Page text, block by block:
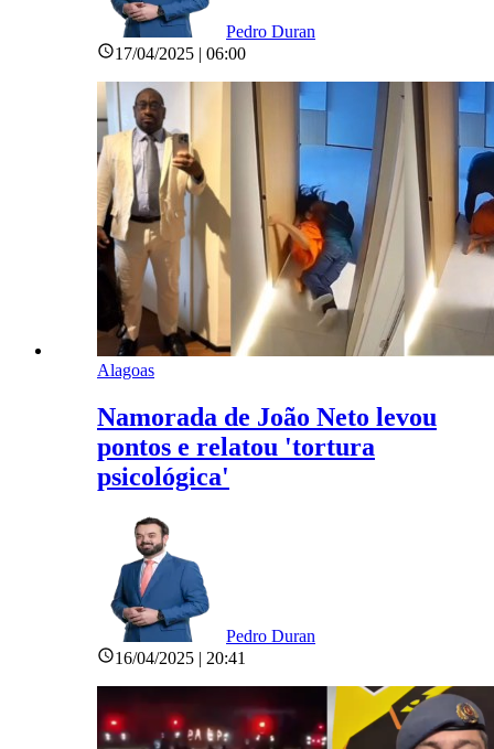
Pedro Duran
17/04/2025 | 06:00
Alagoas
Namorada de João Neto levou
pontos e relatou 'tortura
psicológica'
Pedro Duran
16/04/2025 | 20:41